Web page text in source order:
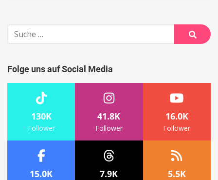
Suche
nach:
Suche
Folge uns auf Social Media
130K
Follower
41.8K
Follower
16.0K
Follower
15.0K 7.9K 5.5K